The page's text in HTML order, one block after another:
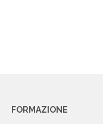
FORMAZIONE